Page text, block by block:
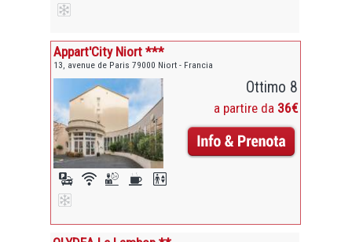
Appart'City Niort ***
13, avenue de Paris 79000 Niort - Francia
Ottimo 8
a partire da 36€